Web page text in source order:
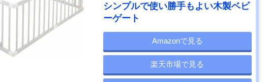
シンプルで使い勝手もよい木製ベビ
ーゲート
Amazonで見る
楽天市場で見る